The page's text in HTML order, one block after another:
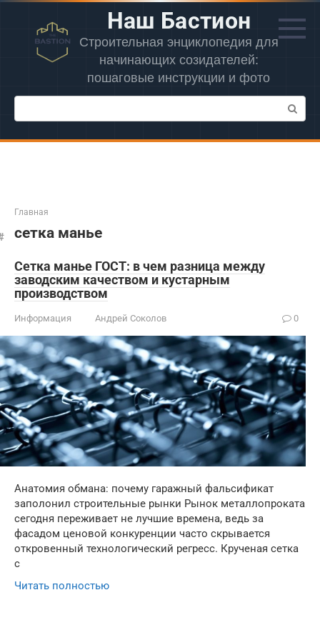
Перейти
контенту
Наш Бастион
Строительная энциклопедия для
начинающих созидателей:
пошаговые инструкции и фото
Поиск:
Главная
сетка манье
Сетка манье ГОСТ: в чем разница между
заводским качеством и кустарным
производством
Информация Андрей Соколов 0
Анатомия обмана: почему гаражный фальсификат
заполонил строительные рынки Рынок металлопроката
сегодня переживает не лучшие времена, ведь за
фасадом ценовой конкуренции часто скрывается
откровенный технологический регресс. Крученая сетка
с
Читать полностью